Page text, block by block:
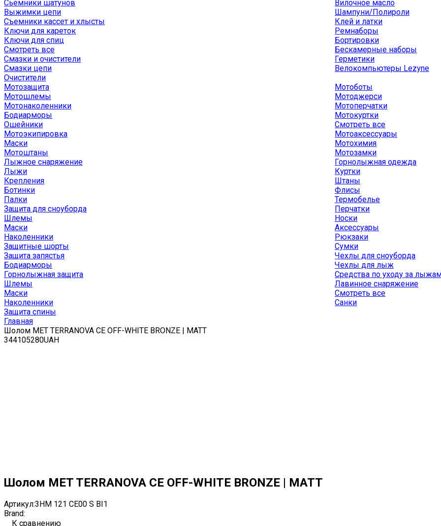
Сьемники шатунов
Выжимки цепи
Съемники кассет и хлысты
Ключи для кареток
Ключи для спиц
Смотреть все
Смазки и очистители
Смазки цепи
Очистители
Вилочное масло
Шампуни/Полироли
Клей и латки
Ремнаборы
Бортировки
Бескамерные наборы
Герметики
Велокомпьютеры Lezyne
Мотозащита
Мотошлемы
Мотонаколенники
Бодиарморы
Ошейники
Мотоэкипировка
Маски
Мотоштаны
Мотоботы
Мотоджерси
Мотоперчатки
Мотокуртки
Смотреть все
Мотоаксессуары
Мотохимия
Мотозамки
Лыжное снаряжение
Лыжи
Крепления
Ботинки
Палки
Защита для сноуборда
Шлемы
Маски
Наколенники
Защитные шорты
Защита запястья
Бодиарморы
Горнолыжная защита
Шлемы
Маски
Наколенники
Защита спины
Горнолыжная одежда
Куртки
Штаны
Флисы
Термобелье
Перчатки
Носки
Аксессуары
Рюкзаки
Сумки
Чехлы для сноуборда
Чехлы для лыж
Средства по уходу за
Лавинное снаряжение
Смотреть все
Санки
Главная
Шолом MET TERRANOVA CE OFF-WHITE BRONZE | MATT
344105280UAH
Шолом MET TERRANOVA CE OFF-WHITE BRONZE | MATT
Артикул:3HM 121 CE00 S BI1
Brand:
К сравнению